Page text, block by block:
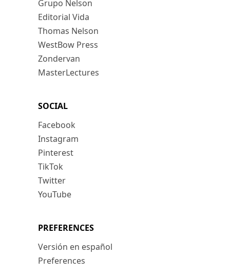
Grupo Nelson
Editorial Vida
Thomas Nelson
WestBow Press
Zondervan
MasterLectures
SOCIAL
Facebook
Instagram
Pinterest
TikTok
Twitter
YouTube
PREFERENCES
Versión en español
Preferences